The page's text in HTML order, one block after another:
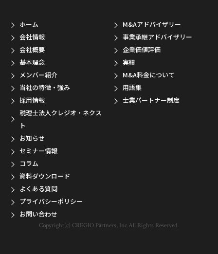
ホーム
会社情報
会社概要
基本理念
メンバー紹介
当社の特徴・強み
採用情報
税理士法人クレジオ・ネクス
ト
M&Aアドバイザリー
事業承継アドバイザリー
企業価値評価
実績
M&A料金について
用語集
士業パートナー制度
お知らせ
セミナー情報
コラム
資料ダウンロード
よくある質問
プライバシーポリシー
お問い合わせ
Copyright(c) CREGIO Partners, Inc.All Rights Reserved.